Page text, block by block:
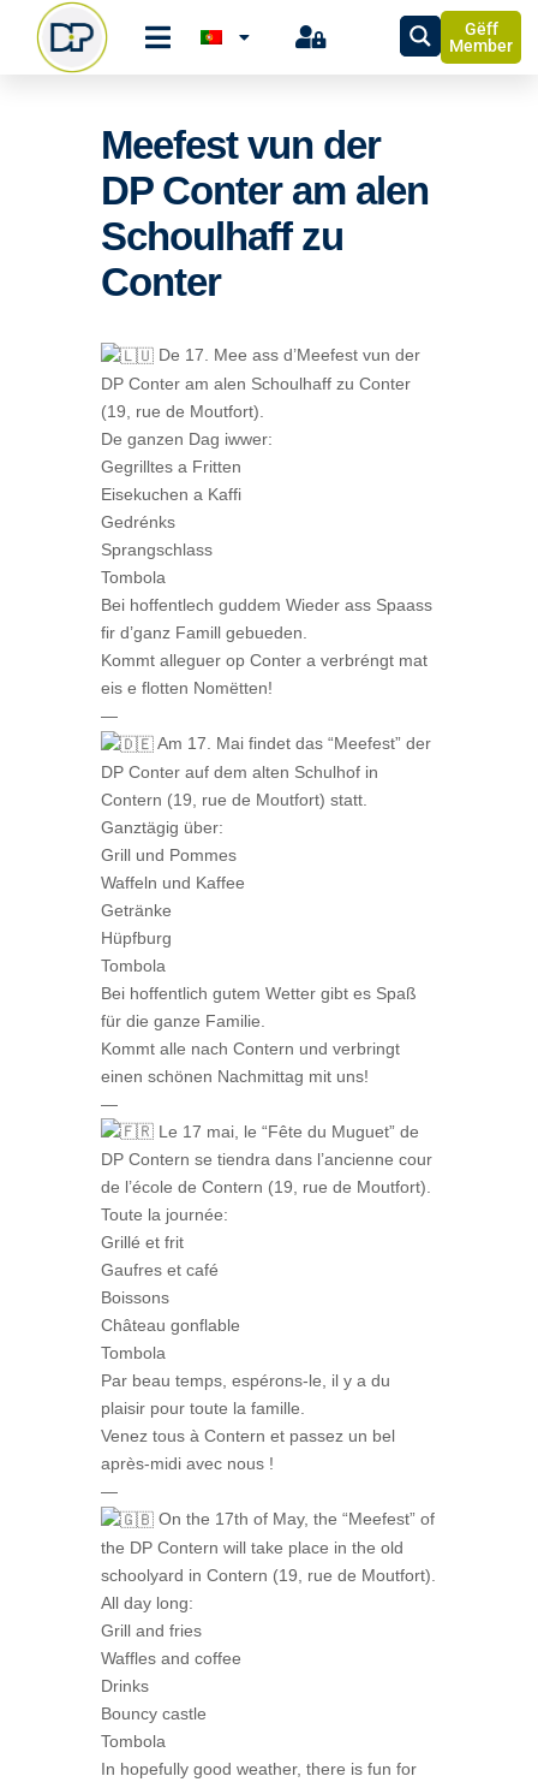
Gëff
Member
Meefest vun der
DP Conter am alen
Schoulhaff zu
Conter
De 17. Mee ass d’Meefest vun der
DP Conter am alen Schoulhaff zu Conter
(19, rue de Moutfort).
De ganzen Dag iwwer:
Gegrilltes a Fritten
Eisekuchen a Kaffi
Gedrénks
Sprangschlass
Tombola
Bei hoffentlech guddem Wieder ass Spaass
fir d’ganz Famill gebueden.
Kommt alleguer op Conter a verbréngt mat
eis e flotten Nomëtten!
—
Am 17. Mai findet das “Meefest” der
DP Conter auf dem alten Schulhof in
Contern (19, rue de Moutfort) statt.
Ganztägig über:
Grill und Pommes
Waffeln und Kaffee
Getränke
Hüpfburg
Tombola
Bei hoffentlich gutem Wetter gibt es Spaß
für die ganze Familie.
Kommt alle nach Contern und verbringt
einen schönen Nachmittag mit uns!
—
Le 17 mai, le “Fête du Muguet” de
DP Contern se tiendra dans l’ancienne cour
de l’école de Contern (19, rue de Moutfort).
Toute la journée:
Grillé et frit
Gaufres et café
Boissons
Château gonflable
Tombola
Par beau temps, espérons-le, il y a du
plaisir pour toute la famille.
Venez tous à Contern et passez un bel
après-midi avec nous !
—
On the 17th of May, the “Meefest” of
the DP Contern will take place in the old
schoolyard in Contern (19, rue de Moutfort).
All day long:
Grill and fries
Waffles and coffee
Drinks
Bouncy castle
Tombola
In hopefully good weather, there is fun for